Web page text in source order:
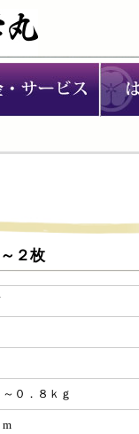
２枚
～０．８ｋｇ
m